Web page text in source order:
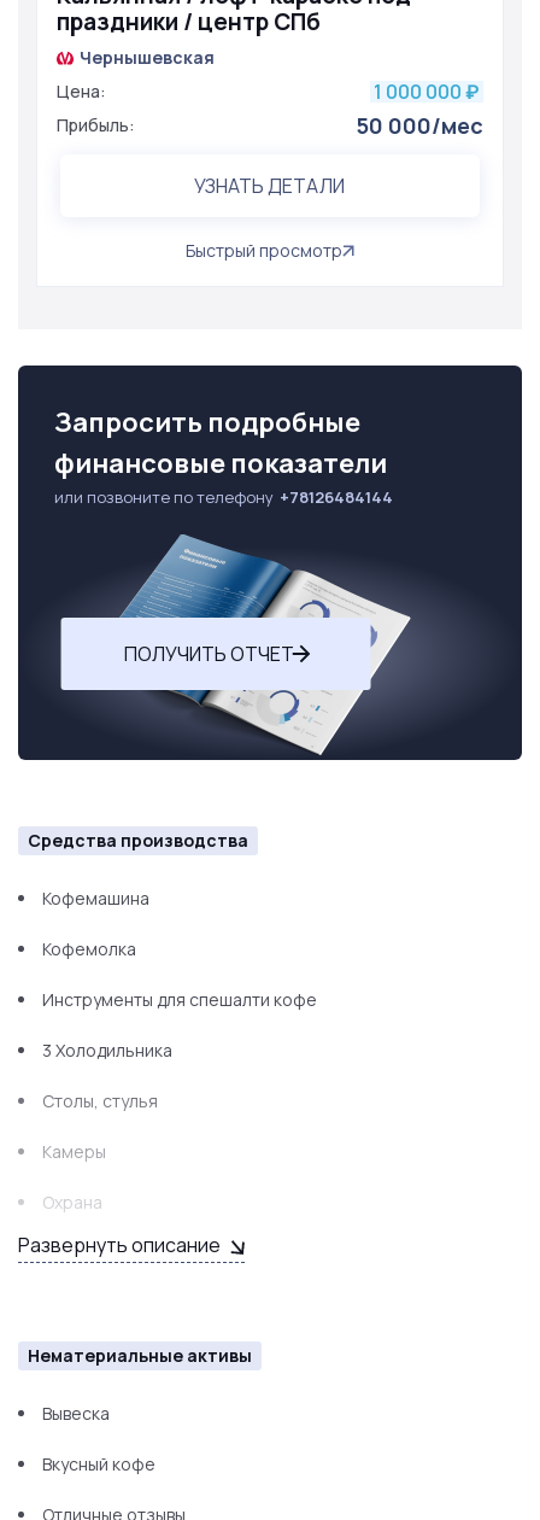
праздники / центр СПб
Чернышевская
Цена:
1 000 000 ₽
Прибыль: 50 000/мес
УЗНАТЬ ДЕТАЛИ
Быстрый просмотр
Запросить подробные
финансовые показатели
или позвоните по телефону +78126484144
ПОЛУЧИТЬ ОТЧЕТ
Средства производства
Кофемашина
Кофемолка
Инструменты для спешалти кофе
3 Холодильника
Столы, стулья
Камеры
Охрана
Система фильтрации за 70 тыс. руб.
Пожарная Сигнализация
Развернуть описание
Нематериальные активы
Вывеска
Вкусный кофе
Отличные отзывы